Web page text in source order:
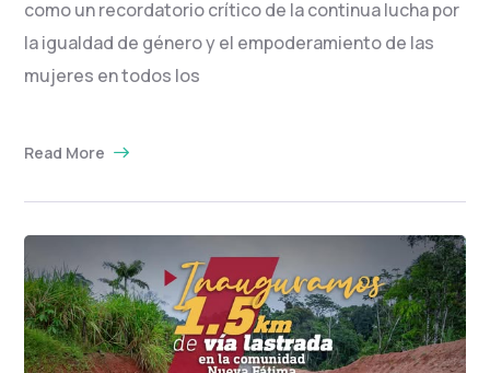
como un recordatorio crítico de la continua lucha por
la igualdad de género y el empoderamiento de las
mujeres en todos los
Read More